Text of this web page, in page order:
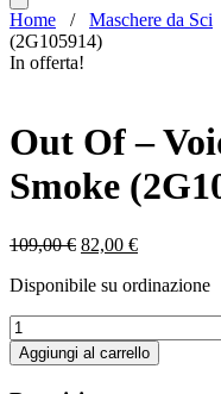
Home / Maschere da Sci
(2G105914)
In offerta!
Out Of –
Smoke
109,00€ Il
originale
82,00 €Il
attuale
Disponibile su ordinazione
Out
Of
-
Void
Aggiungi al carrello